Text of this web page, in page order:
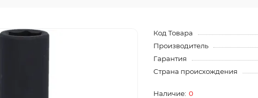
Код Товара
Производитель
Гарантия
Страна происхождения
0